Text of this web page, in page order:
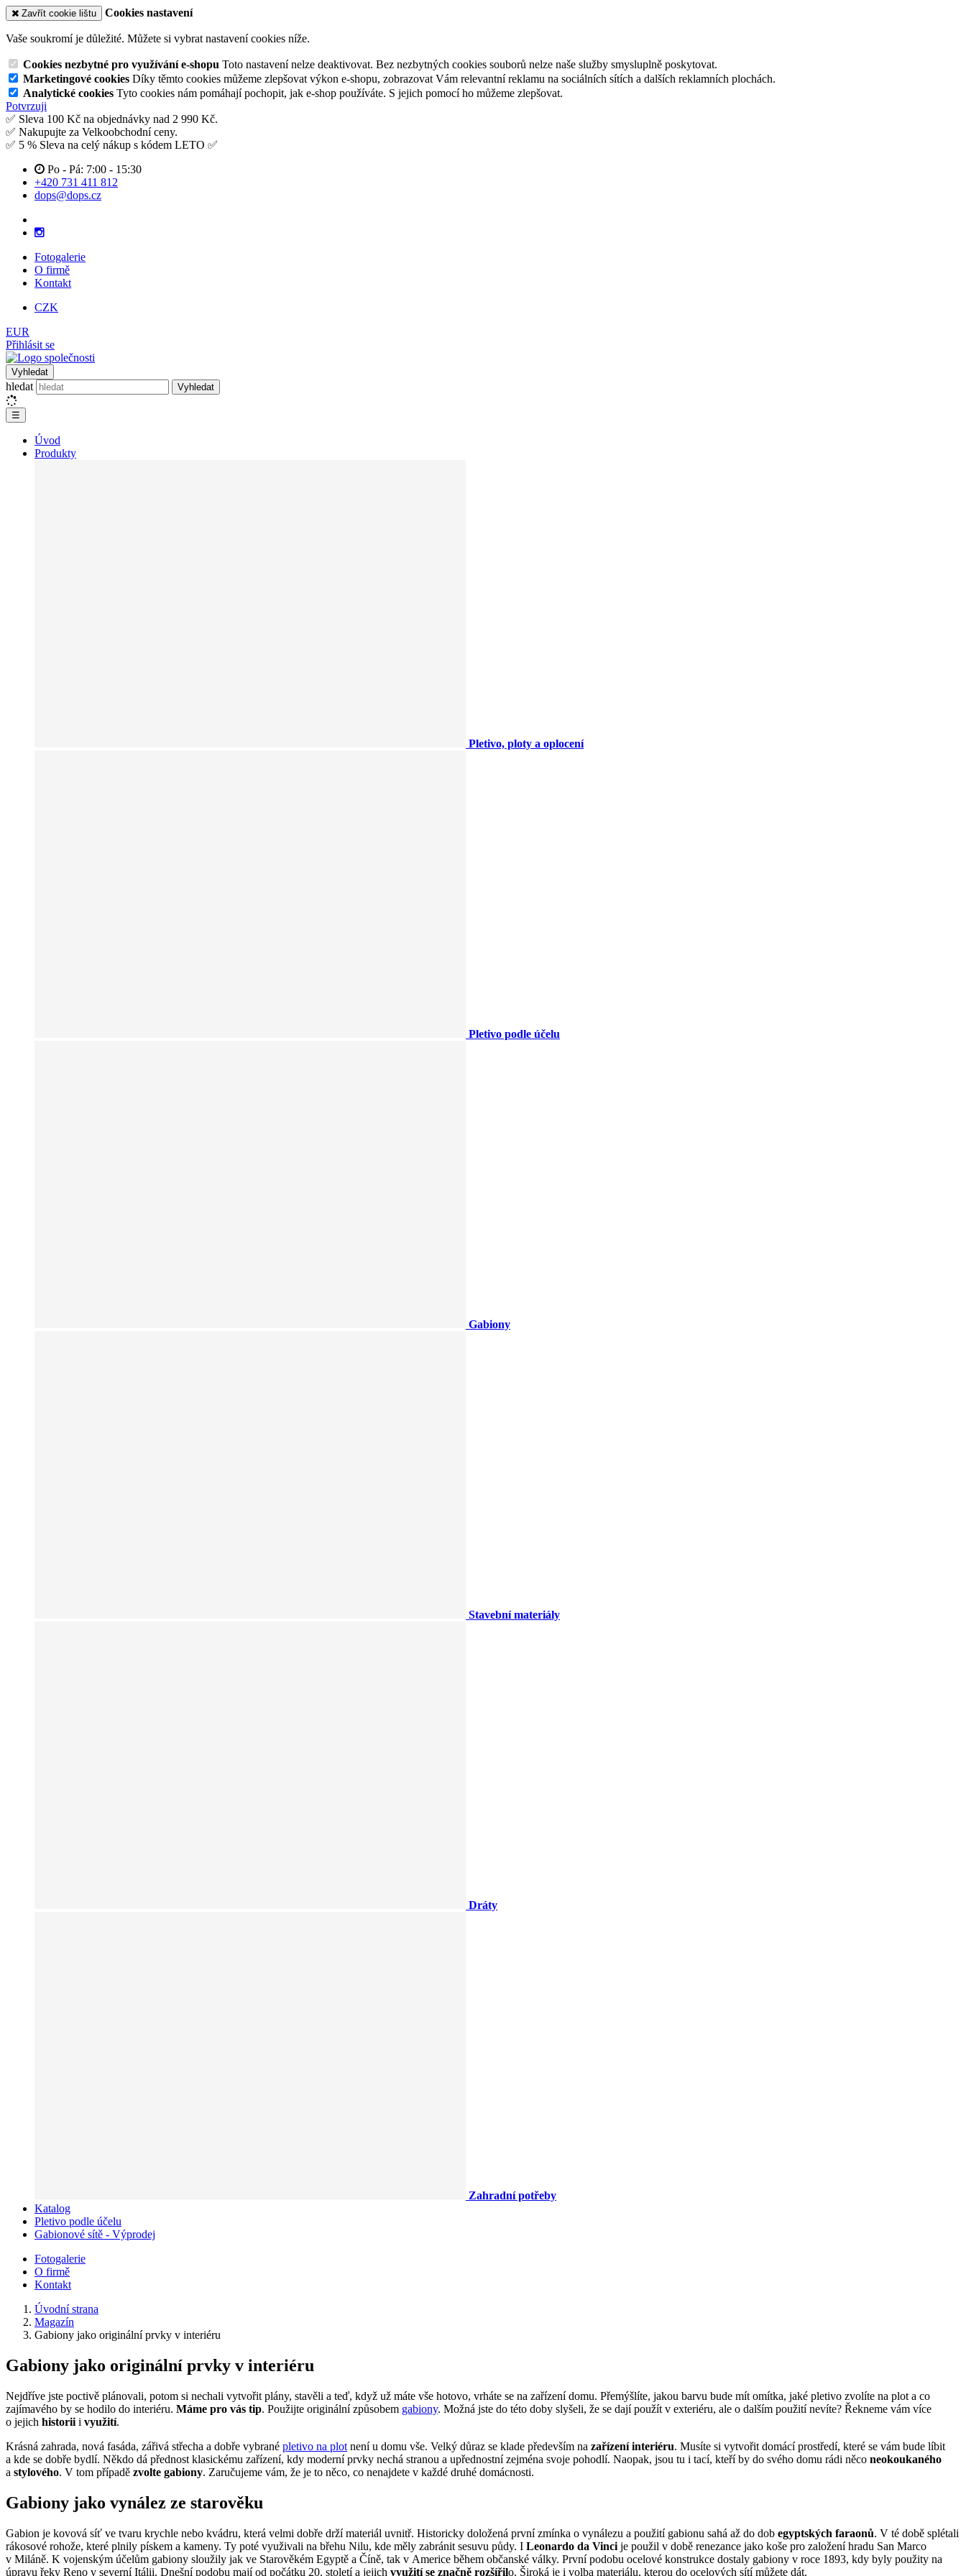
Zavřít cookie lištu Cookies nastavení
Vaše soukromí je důležité. Můžete si vybrat nastavení cookies níže.
Cookies nezbytné pro využívání e-shopu Toto nastavení nelze deaktivovat. Bez nezbytných cookies souborů nelze naše služby smysluplně poskytovat.
Marketingové cookies Díky těmto cookies můžeme zlepšovat výkon e-shopu, zobrazovat Vám relevantní reklamu na sociálních sítích a dalších reklamních plochách.
Analytické cookies Tyto cookies nám pomáhají pochopit, jak e-shop používáte. S jejich pomocí ho můžeme zlepšovat.
Potvrzuji
✅ Sleva 100 Kč na objednávky nad 2 990 Kč.
✅ Nakupujte za Velkoobchodní ceny.
✅ 5 % Sleva na celý nákup s kódem LETO ✅
Po - Pá: 7:00 - 15:30
+420 731 411 812
dops@dops.cz
Fotogalerie
O firmě
Kontakt
CZK
EUR
Přihlásit se
Vyhledat
hledat Vyhledat
☰
Úvod
Produkty
Pletivo, ploty a oplocení
Pletivo podle účelu
Gabiony
Stavební materiály
Dráty
Zahradní potřeby
Katalog
Pletivo podle účelu
Gabionové sítě - Výprodej
Fotogalerie
O firmě
Kontakt
Úvodní strana
Magazín
Gabiony jako originální prvky v interiéru
Gabiony jako originální prvky v interiéru
Nejdříve jste poctivě plánovali, potom si nechali vytvořit plány, stavěli a teď, když už máte vše hotovo, vrháte se na zařízení domu. Přemýšlíte, jakou barvu bude mít omítka, jaké pletivo zvolíte na plot a co
zajímavého by se hodilo do interiéru. Máme pro vás tip. Použijte originální způsobem gabiony. Možná jste do této doby slyšeli, že se dají použít v exteriéru, ale o dalším použití nevíte? Řekneme vám více
o jejich historii i využití.
Krásná zahrada, nová fasáda, zářivá střecha a dobře vybrané pletivo na plot není u domu vše. Velký důraz se klade především na zařízení interiéru. Musíte si vytvořit domácí prostředí, které se vám bude líbit
a kde se dobře bydlí. Někdo dá přednost klasickému zařízení, kdy moderní prvky nechá stranou a upřednostní zejména svoje pohodlí. Naopak, jsou tu i tací, kteří by do svého domu rádi něco neokoukaného
a stylového. V tom případě zvolte gabiony. Zaručujeme vám, že je to něco, co nenajdete v každé druhé domácnosti.
Gabiony jako vynález ze starověku
Gabion je kovová síť ve tvaru krychle nebo kvádru, která velmi dobře drží materiál uvnitř. Historicky doložená první zmínka o vynálezu a použití gabionu sahá až do dob egyptských faraonů. V té době splétali
rákosové rohože, které plnily pískem a kameny. Ty poté využivali na břehu Nilu, kde měly zabránit sesuvu půdy. I Leonardo da Vinci je použil v době renezance jako koše pro založení hradu San Marco
v Miláně. K vojenským účelům gabiony sloužily jak ve Starověkém Egyptě a Číně, tak v Americe během občanské války. První podobu ocelové konstrukce dostaly gabiony v roce 1893, kdy byly použity na
úpravu řeky Reno v severní Itálii. Dnešní podobu mají od počátku 20. století a jejich využití se značně rozšířilo. Široká je i volba materiálu, kterou do ocelových sítí můžete dát.